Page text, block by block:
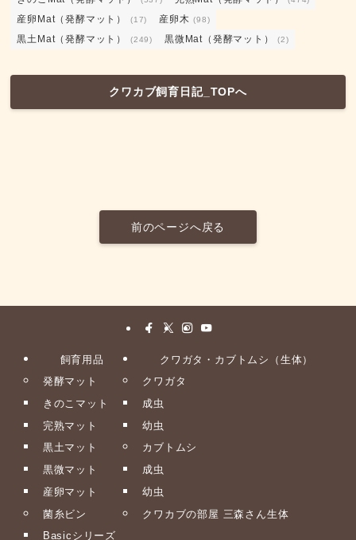
産卵Mat（発酵マット） (17) 産卵木 (98)
黒土Mat（発酵マット） (249) 黒微Mat（発酵マット） (2)
クワカブ飼育日記_TOPへ
前のページへ戻る
飼育用品
発酵マット
きのこマット
完熟マット
黒土マット
黒微マット
産卵マット
菌糸ビン
Basicシリーズ
クワガタ・カブトムシ（生体）
クワガタ
成虫
幼虫
カブトムシ
成虫
幼虫
クワカブの部屋 三森さん生体